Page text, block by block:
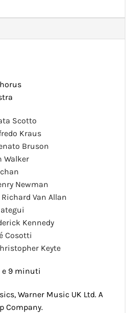
Scotto
Kraus
Bruson
Walker
Newman
Richard Van Allan
Kennedy
Cosotti
Keyte
e 9 minuti
Warner Music UK Ltd. A
Company.